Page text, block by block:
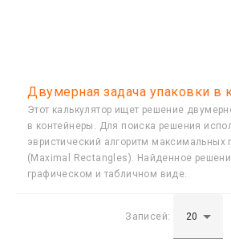
Двумерная задача упаковки в
Этот калькулятор ищет решение
в контейнеры. Для поиска решения
эвристический алгоритм максимальных
(Maximal Rectangles). Найденное
графическом и табличном виде.
Записей: